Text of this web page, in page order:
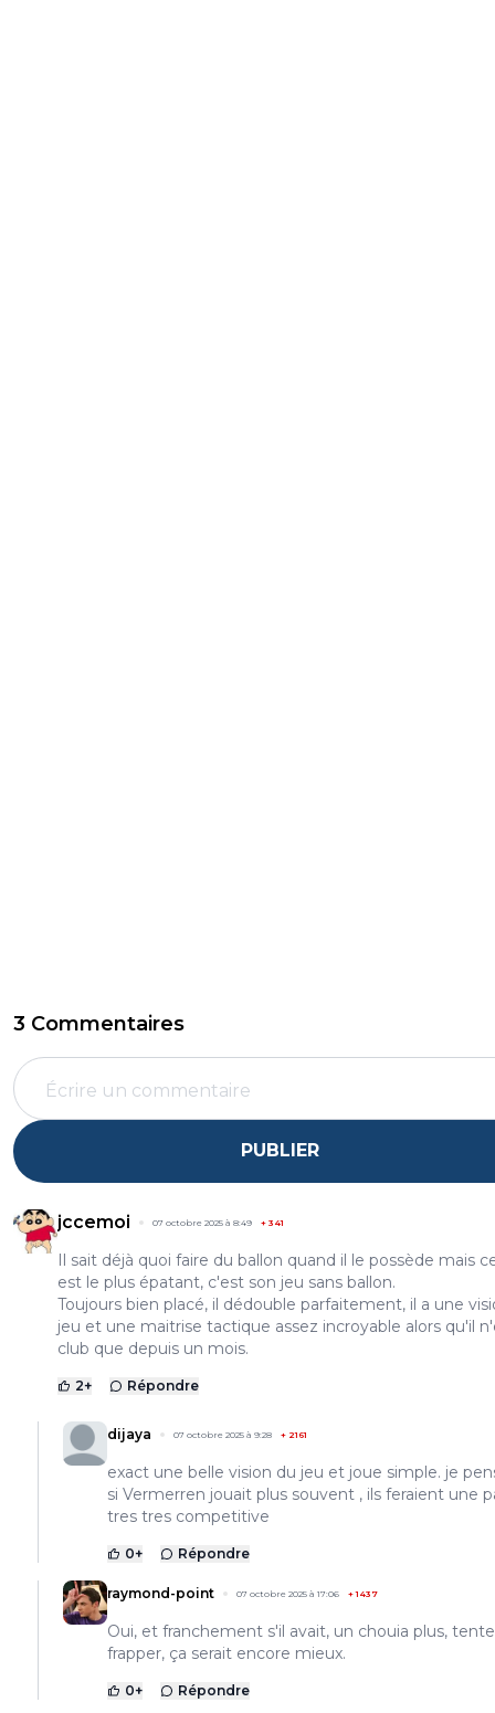
3 Commentaires
PUBLIER
jccemoi 07 octobre 2025 à 8:49 + 341
Il sait déjà quoi faire du ballon quand il le possède mais
est le plus épatant, c'est son jeu sans ballon.
Toujours bien placé, il dédouble parfaitement, il a une
jeu et une maitrise tactique assez incroyable alors qu'il
club que depuis un mois.
2+ Répondre
dijaya 07 octobre 2025 à 9:28 + 2161
exact une belle vision du jeu et joue simple. je
si Vermerren jouait plus souvent , ils feraient une
tres tres competitive
0+ Répondre
raymond-point 07 octobre 2025 à 17:06 +1437
Oui, et franchement s'il avait, un chouia plus,
frapper, ça serait encore mieux.
0+ Répondre